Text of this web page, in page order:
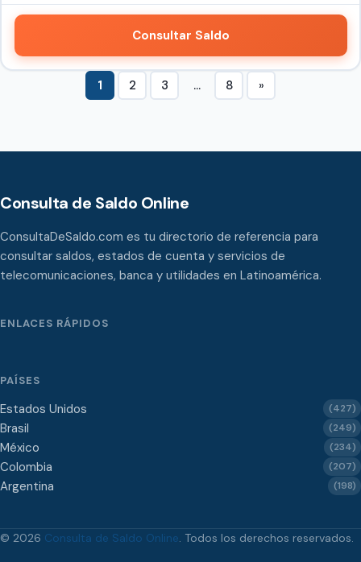
Consultar Saldo
Paginación
1 2 3 … 8 »
Consulta de Saldo Online
ConsultaDeSaldo.com es tu directorio de referencia para
consultar saldos, estados de cuenta y servicios de
telecomunicaciones, banca y utilidades en Latinoamérica.
ENLACES RÁPIDOS
PAÍSES
Estados Unidos (427)
Brasil (249)
México (234)
Colombia (207)
Argentina (198)
© 2026 Consulta de Saldo Online. Todos los derechos reservados.